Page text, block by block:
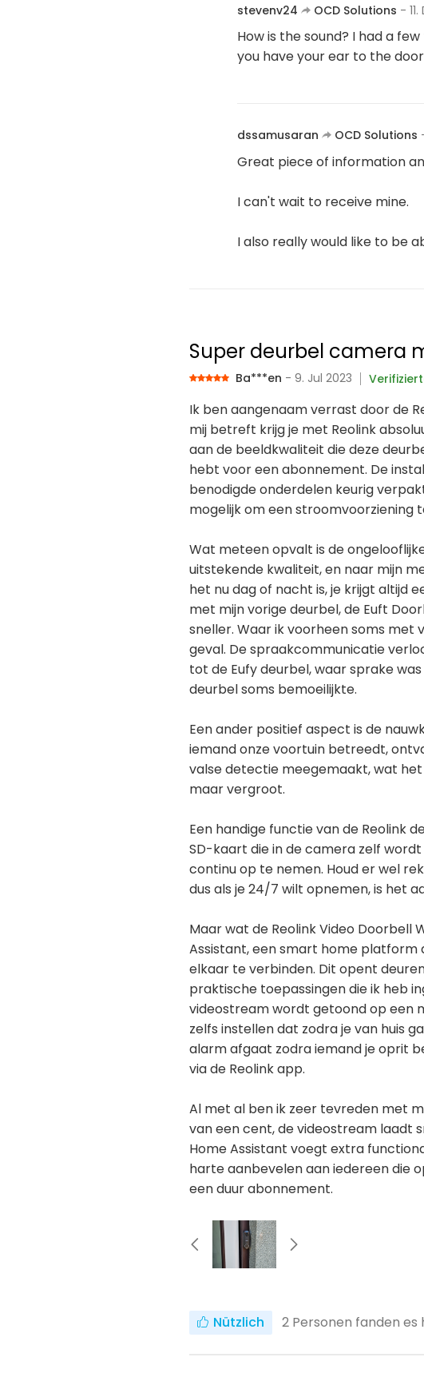
stevenv24 OCD Solutions -
How is the sound? I had a
you have your ear to the
dssamusaran OCD Solutions
Great piece of information
I can't wait to receive mine.
I also really would like to be
Super deurbel camera
Ba***en - 9. Jul 2023
Ik ben aangenaam verrast door de
mij betreft krijg je met Reolink
aan de beeldkwaliteit die deze
hebt voor een abonnement. De
benodigde onderdelen keurig
mogelijk om een stroomvoorziening
Wat meteen opvalt is de
uitstekende kwaliteit, en naar mijn
het nu dag of nacht is, je krijgt altijd
met mijn vorige deurbel, de Euft
sneller. Waar ik voorheen soms met
geval. De spraakcommunicatie
tot de Eufy deurbel, waar sprake
deurbel soms bemoeilijkte.
Een ander positief aspect is de
iemand onze voortuin betreedt,
valse detectie meegemaakt, wat
maar vergroot.
Een handige functie van de Reolink
SD-kaart die in de camera zelf
continu op te nemen. Houd er wel
dus als je 24/7 wilt opnemen, is het
Maar wat de Reolink Video Doorbell
Assistant, een smart home
elkaar te verbinden. Dit opent
praktische toepassingen die ik heb
videostream wordt getoond op een
zelfs instellen dat zodra je van huis
alarm afgaat zodra iemand je oprit
via de Reolink app.
Al met al ben ik zeer tevreden met
van een cent, de videostream laadt
Home Assistant voegt extra
harte aanbevelen aan iedereen die
een duur abonnement.
Nützlich 2 Personen fanden es